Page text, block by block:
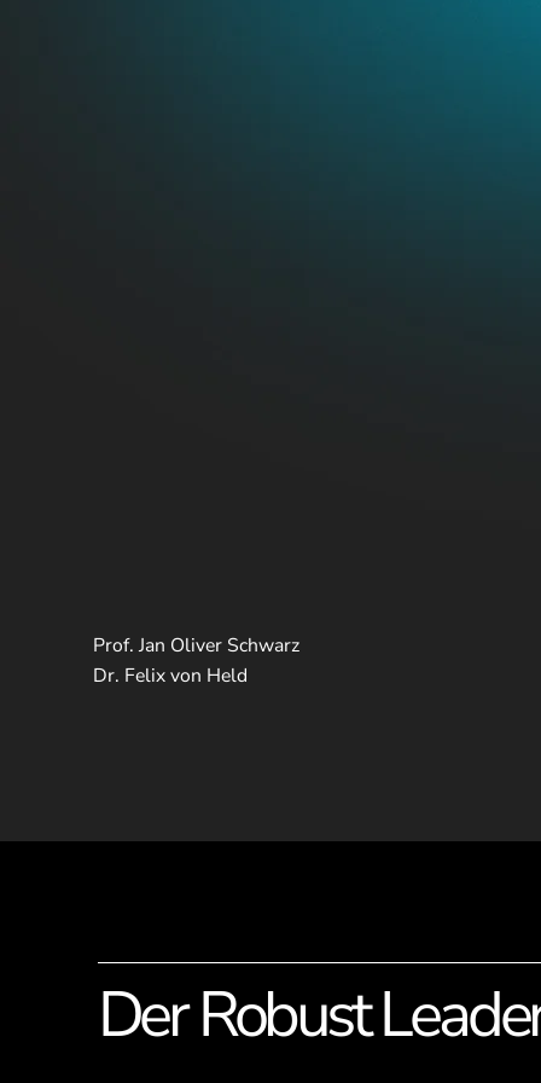
Prof. Jan Oliver Schwarz
Dr. Felix von Held
Der Robust